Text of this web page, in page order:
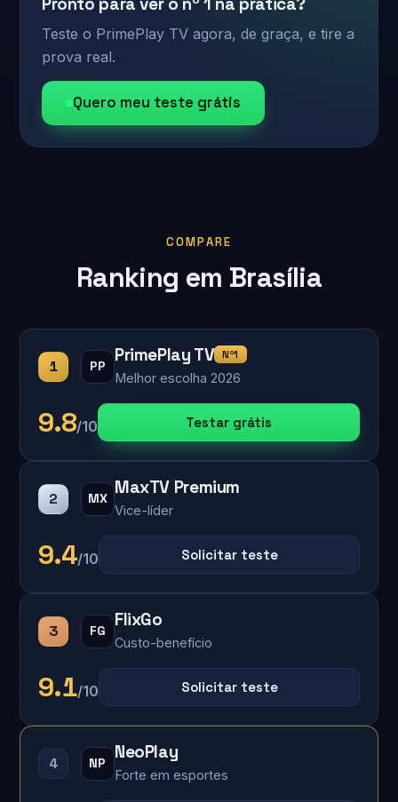
Teste o PrimePlay TV agora, de graça, e tire a
prova real.
Quero meu teste grátis
COMPARE
Ranking em Brasília
1 PP
PrimePlay TV Nº1
Melhor escolha 2026
9.8/10 Testar grátis
2 MX
MaxTV Premium
Vice-líder
9.4/10 Solicitar teste
3 FG
FlixGo
Custo-benefício
9.1/10 Solicitar teste
4 NP
NeoPlay
Forte em esportes